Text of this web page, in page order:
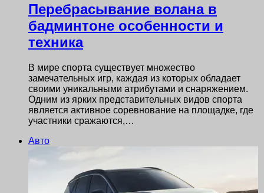
Перебрасывание волана в
бадминтоне особенности и
техника
В мире спорта существует множество
замечательных игр, каждая из которых обладает
своими уникальными атрибутами и снаряжением.
Одним из ярких представительных видов спорта
является активное соревнование на площадке, где
участники сражаются,…
Авто